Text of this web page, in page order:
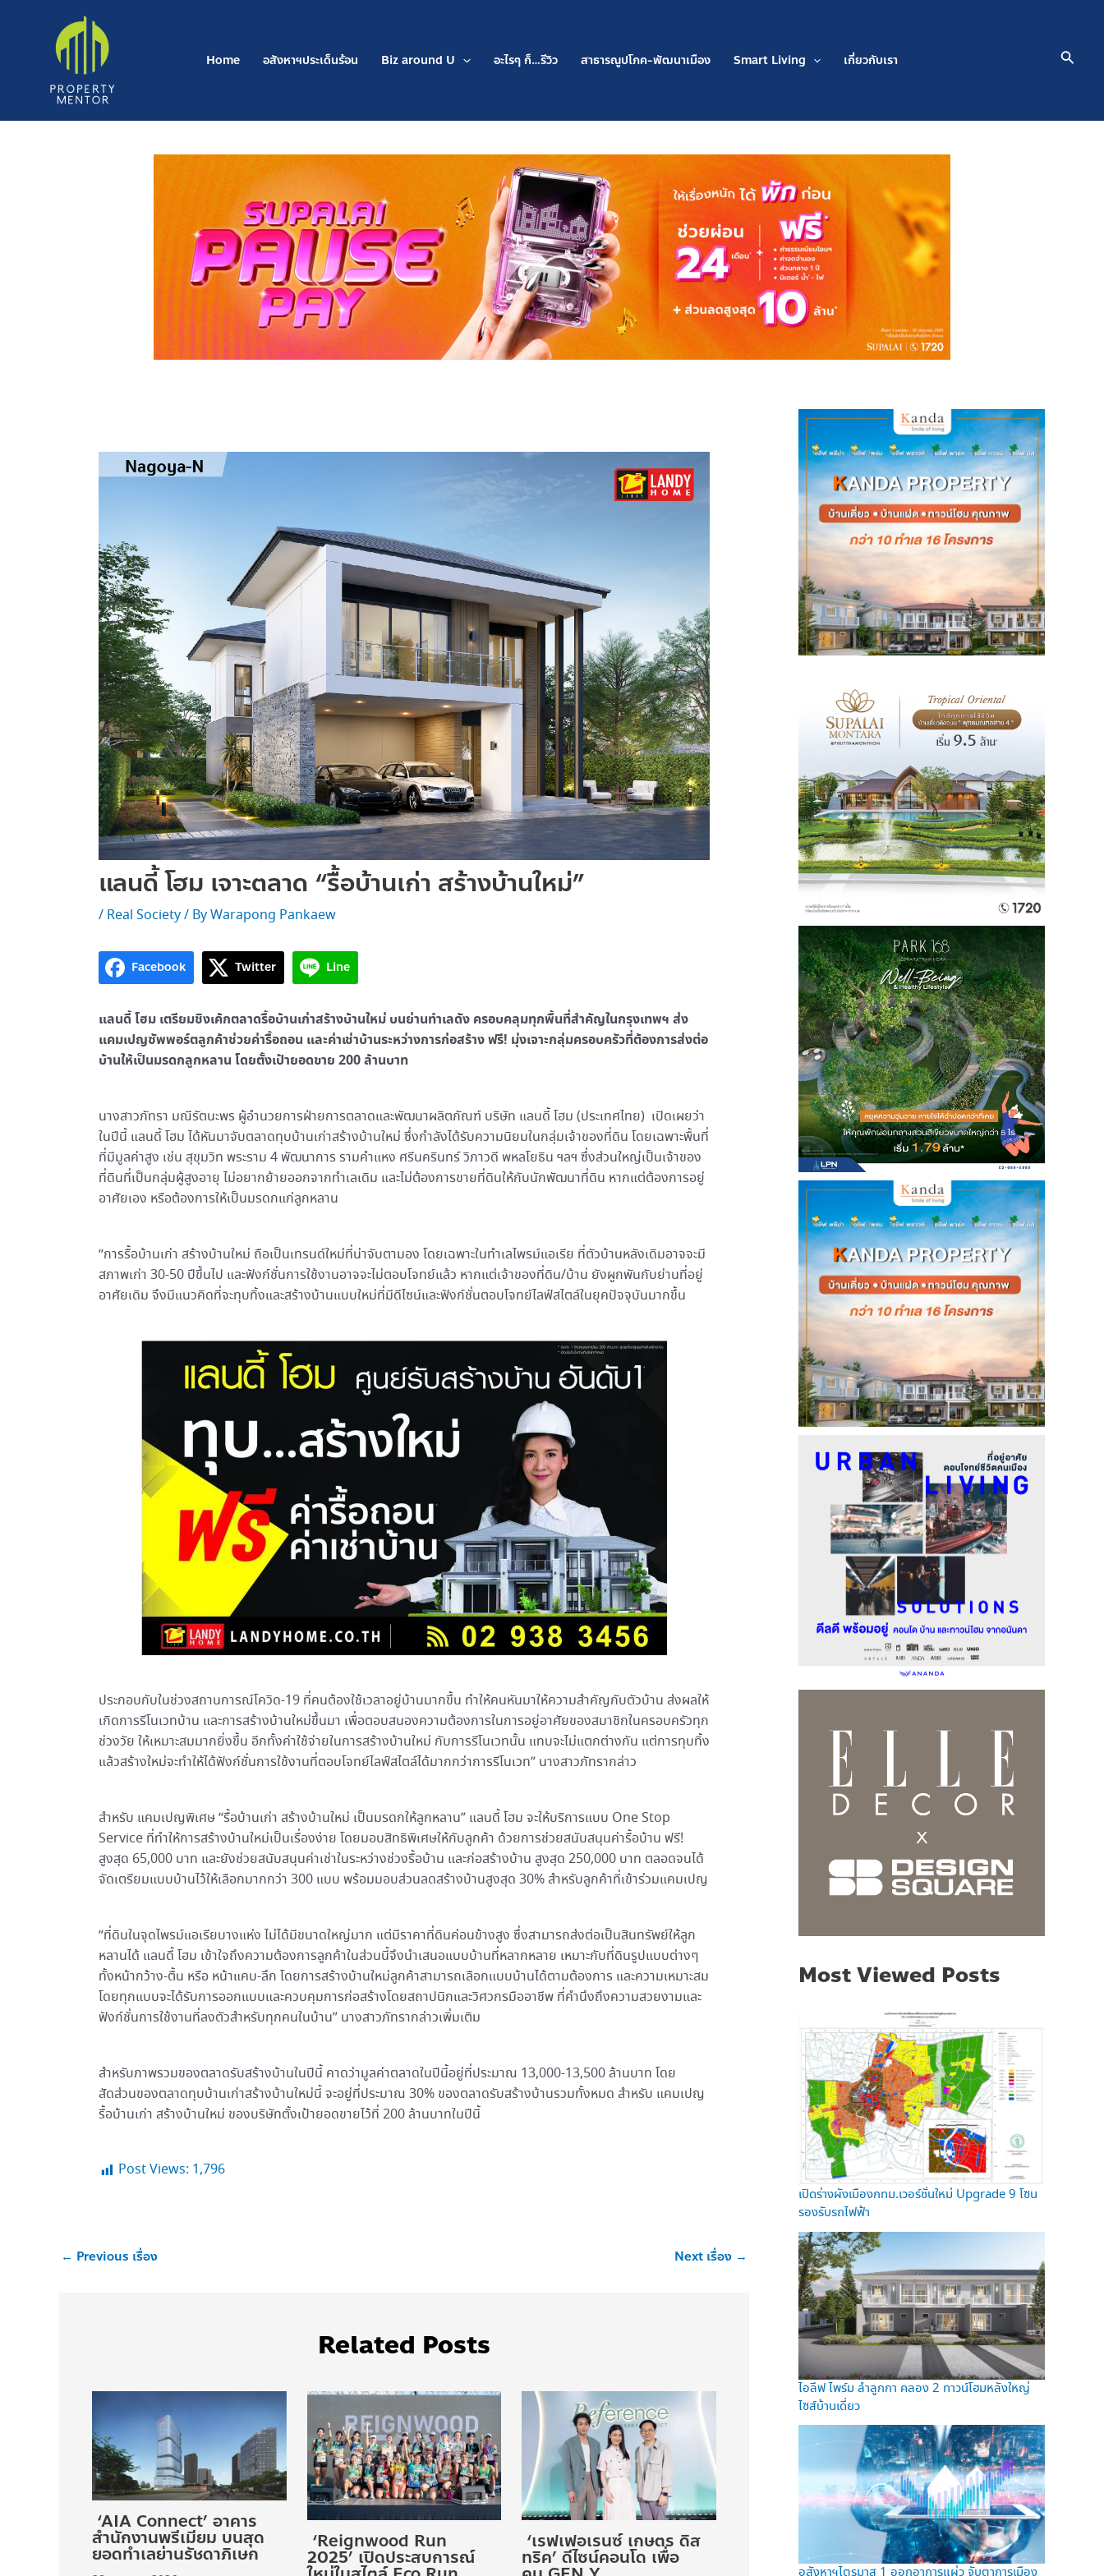
Home อสังหาฯประเด็นร้อน Biz around U อะไรๆ ก็…รีวิว สาธารณูปโภค-พัฒนาเมือง Smart Living เกี่ยวกับเรา
แลนดี้ โฮม เจาะตลาด “รื้อบ้านเก่า สร้างบ้านใหม่”
/ Real Society/ ByWarapong Pankaew
Facebook Twitter Line
แลนดี้ โฮม เตรียมชิงเค้กตลาดรื้อบ้านเก่าสร้างบ้านใหม่ บนย่านทำเลดัง ครอบคลุมทุกพื้นที่สำคัญในกรุงเทพฯ ส่ง
แคมเปญซัพพอร์ตลูกค้าช่วยค่ารื้อถอน และค่าเช่าบ้านระหว่างการก่อสร้าง ฟรี! มุ่งเจาะกลุ่มครอบครัวที่ต้องการส่งต่อ
บ้านให้เป็นมรดกลูกหลาน โดยตั้งเป้ายอดขาย 200 ล้านบาท
นางสาวภัทรา มณีรัตนะพร ผู้อำนวยการฝ่ายการตลาดและพัฒนาผลิตภัณฑ์ บริษัท แลนดี้ โฮม (ประเทศไทย) เปิดเผยว่า
ในปีนี้ แลนดี้ โฮม ได้หันมาจับตลาดทุบบ้านเก่าสร้างบ้านใหม่ ซึ่งกำลังได้รับความนิยมในกลุ่มเจ้าของที่ดิน โดยเฉพาะพื้นที่
ที่มีมูลค่าสูง เช่น สุขุมวิท พระราม 4 พัฒนาการ รามคำแหง ศรีนครินทร์ วิภาวดี พหลโยธิน ฯลฯ ซึ่งส่วนใหญ่เป็นเจ้าของ
ที่ดินที่เป็นกลุ่มผู้สูงอายุ ไม่อยากย้ายออกจากทำเลเดิม และไม่ต้องการขายที่ดินให้กับนักพัฒนาที่ดิน หากแต่ต้องการอยู่
อาศัยเอง หรือต้องการให้เป็นมรดกแก่ลูกหลาน
“การรื้อบ้านเก่า สร้างบ้านใหม่ ถือเป็นเทรนด์ใหม่ที่น่าจับตามอง โดยเฉพาะในทำเลไพรม์แอเรีย ที่ตัวบ้านหลังเดิมอาจจะมี
สภาพเก่า 30-50 ปีขึ้นไป และฟังก์ชั่นการใช้งานอาจจะไม่ตอบโจทย์แล้ว หากแต่เจ้าของที่ดิน/บ้าน ยังผูกพันกับย่านที่อยู่
อาศัยเดิม จึงมีแนวคิดที่จะทุบทิ้งและสร้างบ้านแบบใหม่ที่มีดีไซน์และฟังก์ชั่นตอบโจทย์ไลฟ์สไตล์ในยุคปัจจุบันมากขึ้น
ประกอบกับในช่วงสถานการณ์โควิด-19 ที่คนต้องใช้เวลาอยู่บ้านมากขึ้น ทำให้คนหันมาให้ความสำคัญกับตัวบ้าน ส่งผลให้
เกิดการรีโนเวทบ้าน และการสร้างบ้านใหม่ขึ้นมา เพื่อตอบสนองความต้องการในการอยู่อาศัยของสมาชิกในครอบครัวทุก
ช่วงวัย ให้เหมาะสมมากยิ่งขึ้น อีกทั้งค่าใช้จ่ายในการสร้างบ้านใหม่ กับการรีโนเวทนั้น แทบจะไม่แตกต่างกัน แต่การทุบทิ้ง
แล้วสร้างใหม่จะทำให้ได้ฟังก์ชั่นการใช้งานที่ตอบโจทย์ไลฟ์สไตล์ได้มากกว่าการรีโนเวท” นางสาวภัทรากล่าว
สำหรับ แคมเปญพิเศษ “รื้อบ้านเก่า สร้างบ้านใหม่ เป็นมรดกให้ลูกหลาน” แลนดี้ โฮม จะให้บริการแบบ One Stop
Service ที่ทำให้การสร้างบ้านใหม่เป็นเรื่องง่าย โดยมอบสิทธิพิเศษให้กับลูกค้า ด้วยการช่วยสนับสนุนค่ารื้อบ้าน ฟรี!
สูงสุด 65,000 บาท และยังช่วยสนับสนุนค่าเช่าในระหว่างช่วงรื้อบ้าน และก่อสร้างบ้าน สูงสุด 250,000 บาท ตลอดจนได้
จัดเตรียมแบบบ้านไว้ให้เลือกมากกว่า 300 แบบ พร้อมมอบส่วนลดสร้างบ้านสูงสุด 30% สำหรับลูกค้าที่เข้าร่วมแคมเปญ
“ที่ดินในจุดไพรม์แอเรียบางแห่ง ไม่ได้มีขนาดใหญ่มาก แต่มีราคาที่ดินค่อนข้างสูง ซึ่งสามารถส่งต่อเป็นสินทรัพย์ให้ลูก
หลานได้ แลนดี้ โฮม เข้าใจถึงความต้องการลูกค้าในส่วนนี้จึงนำเสนอแบบบ้านที่หลากหลาย เหมาะกับที่ดินรูปแบบต่างๆ
ทั้งหน้ากว้าง-ตื้น หรือ หน้าแคบ-ลึก โดยการสร้างบ้านใหม่ลูกค้าสามารถเลือกแบบบ้านได้ตามต้องการ และความเหมาะสม
โดยทุกแบบจะได้รับการออกแบบและควบคุมการก่อสร้างโดยสถาปนิกและวิศวกรมืออาชีพ ที่คำนึงถึงความสวยงามและ
ฟังก์ชั่นการใช้งานที่ลงตัวสำหรับทุกคนในบ้าน” นางสาวภัทรากล่าวเพิ่มเติม
สำหรับภาพรวมของตลาดรับสร้างบ้านในปีนี้ คาดว่ามูลค่าตลาดในปีนี้อยู่ที่ประมาณ 13,000-13,500 ล้านบาท โดย
สัดส่วนของตลาดทุบบ้านเก่าสร้างบ้านใหม่นี้ จะอยู่ที่ประมาณ 30% ของตลาดรับสร้างบ้านรวมทั้งหมด สำหรับ แคมเปญ
รื้อบ้านเก่า สร้างบ้านใหม่ ของบริษัทตั้งเป้ายอดขายไว้ที่ 200 ล้านบาทในปีนี้
Post Views: 1,796
navigation
← Previous เรื่อง Next เรื่อง →
Related Posts
‘AIA Connect’ อาคาร
สำนักงานพรีเมียม บนสุด
ยอดทำเลย่านรัชดาภิเษก
‘Reignwood Run
2025’ เปิดประสบการณ์
‘เรฟเฟอเรนซ์ เกษตร ดิส
ทริค’ ดีไซน์คอนโด เพื่อ
Most Viewed Posts
เปิดร่างผังเมืองกทม.เวอร์ชั่นใหม่ Upgrade 9 โซน
รองรับรถไฟฟ้า
ไอลีฟ ไพร์ม ลำลูกกา คลอง 2 ทาวน์โฮมหลังใหญ่
ไซส์บ้านเดี่ยว